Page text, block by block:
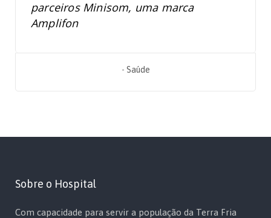
parceiros Minisom, uma marca
Amplifon
- Saúde
Sobre o Hospital
Com capacidade para servir a população da Terra Fria